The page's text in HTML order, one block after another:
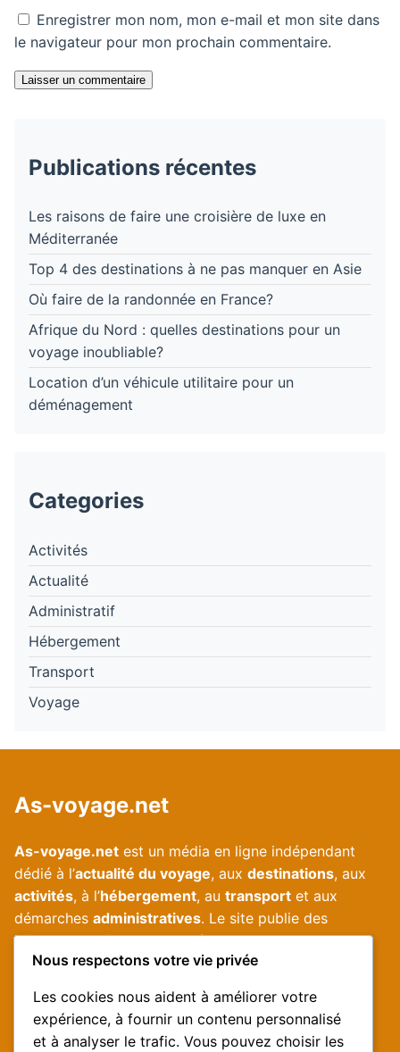
Enregistrer mon nom, mon e-mail et mon site dans
le navigateur pour mon prochain commentaire.
Laisser un commentaire
Publications récentes
Les raisons de faire une croisière de luxe en
Méditerranée
Top 4 des destinations à ne pas manquer en Asie
Où faire de la randonnée en France?
Afrique du Nord : quelles destinations pour un
voyage inoubliable?
Location d’un véhicule utilitaire pour un
déménagement
Categories
Activités
Actualité
Administratif
Hébergement
Transport
Voyage
As-voyage.net
As-voyage.net est un média en ligne indépendant
dédié à l’actualité du voyage, aux destinations, aux
activités, à l’hébergement, au transport et aux
démarches administratives. Le site publie des
informations fiables, mises à jour et accessibles pour
aider les voyageurs à préparer leurs déplacements.
Informations utiles
Nous respectons votre vie privée
Les cookies nous aident à améliorer votre
expérience, à fournir un contenu personnalisé
et à analyser le trafic. Vous pouvez choisir les